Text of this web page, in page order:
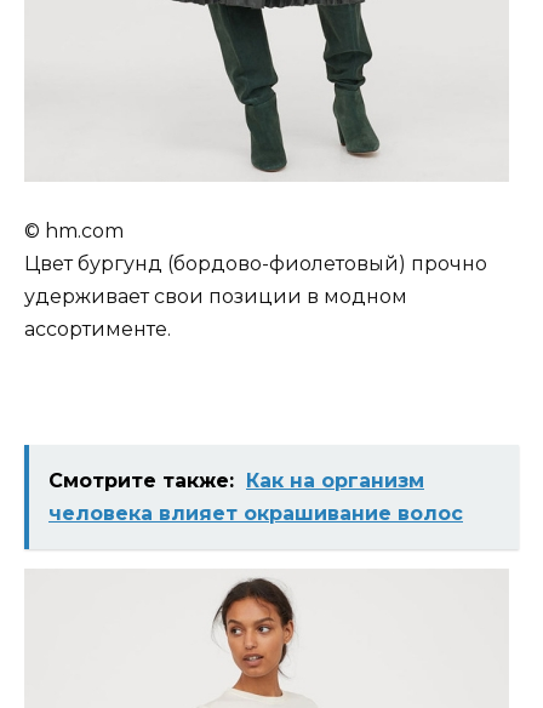
© hm.com
Цвет бургунд (бордово-фиолетовый) прочно
удерживает свои позиции в модном
ассортименте.
Смотрите также: Как на организм
человека влияет окрашивание волос